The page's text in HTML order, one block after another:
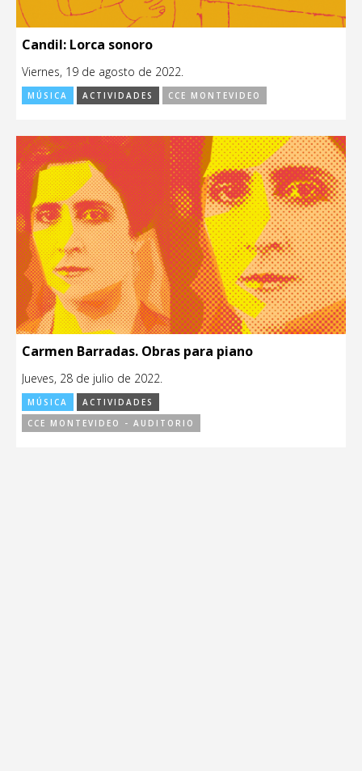
Candil: Lorca sonoro
Viernes, 19 de agosto de 2022.
MÚSICA ACTIVIDADES CCE MONTEVIDEO
Carmen Barradas. Obras para piano
Jueves, 28 de julio de 2022.
MÚSICA
ACTIVIDADES
CCE MONTEVIDEO - AUDITORIO